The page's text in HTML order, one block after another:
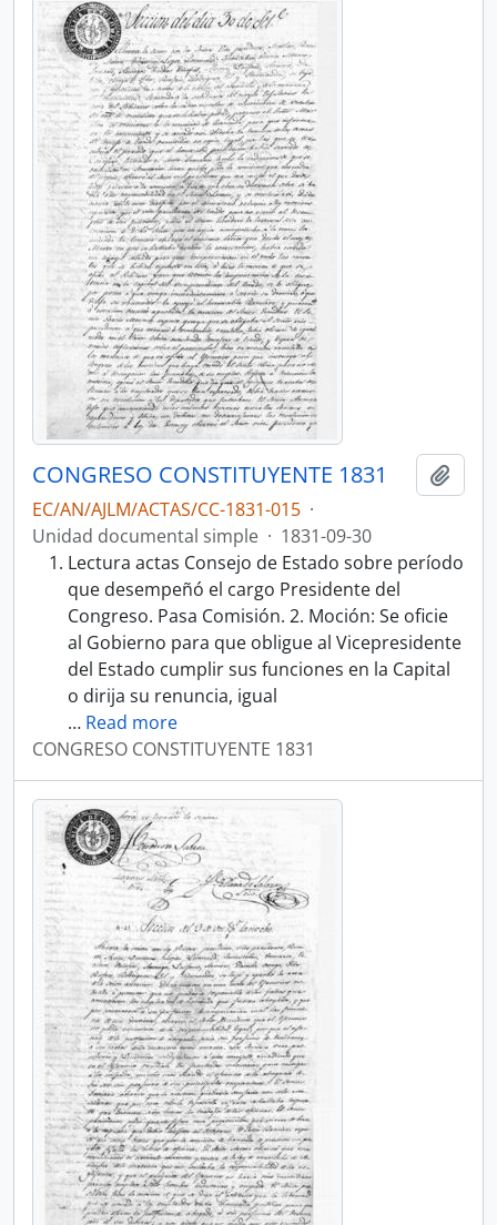
CONGRESO CONSTITUYENTE 1831
EC/AN/AJLM/ACTAS/CC-1831-015 ·
Unidad documental simple · 1831-09-30
Lectura actas Consejo de Estado sobre período
que desempeñó el cargo Presidente del
Congreso. Pasa Comisión. 2. Moción: Se oficie
al Gobierno para que obligue al Vicepresidente
del Estado cumplir sus funciones en la Capital
o dirija su renuncia, igual
… Read more
CONGRESO CONSTITUYENTE 1831